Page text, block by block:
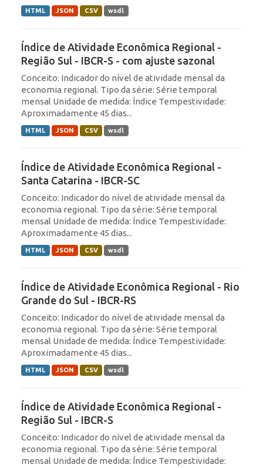
HTML JSON CSV wsdl
Índice de Atividade Econômica Regional -
Região Sul - IBCR-S - com ajuste sazonal
Conceito: Indicador do nível de atividade mensal da
economia regional. Tipo da série: Série temporal
mensal Unidade de medida: Índice Tempestividade:
Aproximadamente 45 dias...
HTML JSON CSV wsdl
Índice de Atividade Econômica Regional -
Santa Catarina - IBCR-SC
Conceito: Indicador do nível de atividade mensal da
economia regional. Tipo da série: Série temporal
mensal Unidade de medida: Índice Tempestividade:
Aproximadamente 45 dias...
HTML JSON CSV wsdl
Índice de Atividade Econômica Regional - Rio
Grande do Sul - IBCR-RS
Conceito: Indicador do nível de atividade mensal da
economia regional. Tipo da série: Série temporal
mensal Unidade de medida: Índice Tempestividade:
Aproximadamente 45 dias...
HTML JSON CSV wsdl
Índice de Atividade Econômica Regional -
Região Sul - IBCR-S
Conceito: Indicador do nível de atividade mensal da
economia regional. Tipo da série: Série temporal
mensal Unidade de medida: Índice Tempestividade: